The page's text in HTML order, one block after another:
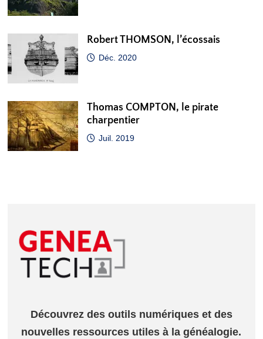
Robert THOMSON, l’écossais
Déc. 2020
Thomas COMPTON, le pirate
charpentier
Juil. 2019
Découvrez des outils numériques et des
nouvelles ressources utiles à la généalogie.